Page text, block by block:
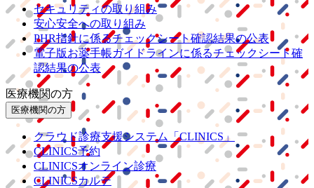
セキュリティの取り組み
安心安全への取り組み
PHR指針に係るチェックシート確認結果の公表
電子版お薬手帳ガイドラインに係るチェックシート確
認結果の公表
医療機関の方
医療機関の方
クラウド診療支援システム
「CLINICS」
CLINICS予約
CLINICSオンライン診療
CLINICSカルテ